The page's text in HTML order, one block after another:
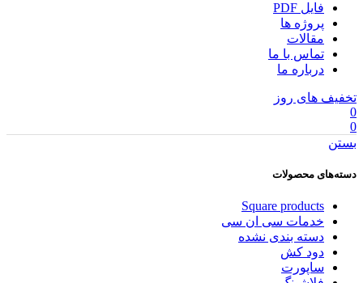
فایل PDF
پروژه ها
مقالات
تماس با ما
درباره ما
تخفیف های روز
0
0
بستن
دسته‌های محصولات
Square products
خدمات سی ان سی
دسته بندی نشده
دود کش
ساپورت